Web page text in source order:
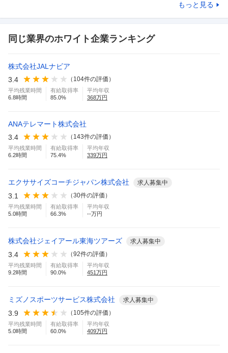
もっと見る
同じ業界のホワイト企業ランキング
株式会社JALナビア
3.4
（ 104件の評価）
平均残業時間
6.8時間
有給取得率
85.0%
平均年収
368万円
ANAテレマート株式会社
3.4
（ 143件の評価）
平均残業時間
6.2時間
有給取得率
75.4%
平均年収
339万円
エクササイズコーチジャパン株式会社 求人募集中
3.1 （30件の評価）
平均残業時間
5.0時間
有給取得率
66.3%
平均年収
--万円
株式会社ジェイアール東海ツアーズ 求人募集中
3.4 （92件の評価）
平均残業時間
9.2時間
有給取得率
90.0%
平均年収
451万円
ミズノスポーツサービス株式会社 求人募集中
3.9 （ 105件の評価）
平均残業時間
5.0時間
有給取得率
60.0%
平均年収
409万円